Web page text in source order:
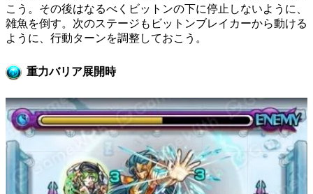
こう。その後はなるべくビットンの下に停止しないように、
雑魚を倒す。次のステージもビットンブレイカーから動ける
ように、行動ターンを調整しておこう。
重力バリア展開時